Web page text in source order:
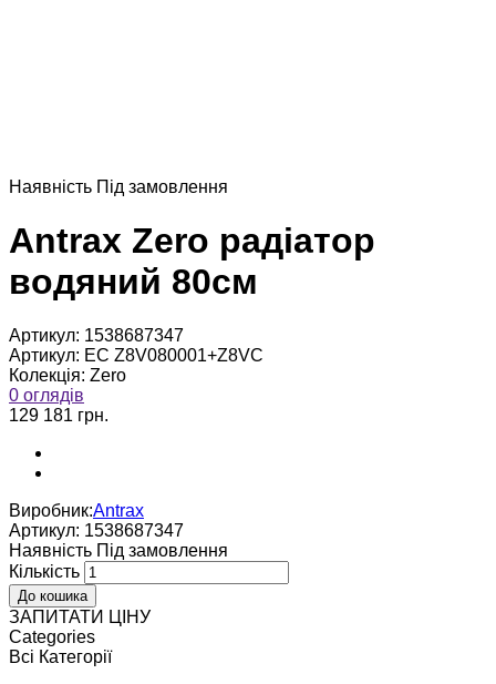
Наявнiсть Пiд замовлення
Antrax Zero радіатор
водяний 80см
Артикул: 1538687347
Артикул: EC Z8V080001+Z8VC
Колекція: Zero
0 оглядів
129 181 грн.
Виробник:Antrax
Артикул: 1538687347
Наявнiсть Пiд замовлення
Кількість
ЗАПИТАТИ ЦІНУ
Categories
Всі Категорії